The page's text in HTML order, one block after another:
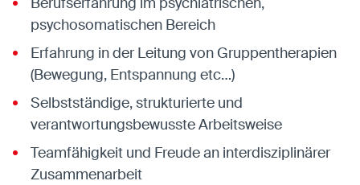
psychosomatischen Bereich
Erfahrung in der Leitung von Gruppentherapien
(Bewegung, Entspannung etc…)
Selbstständige, strukturierte und
verantwortungsbewusste Arbeitsweise
Teamfähigkeit und Freude an interdisziplinärer
Zusammenarbeit